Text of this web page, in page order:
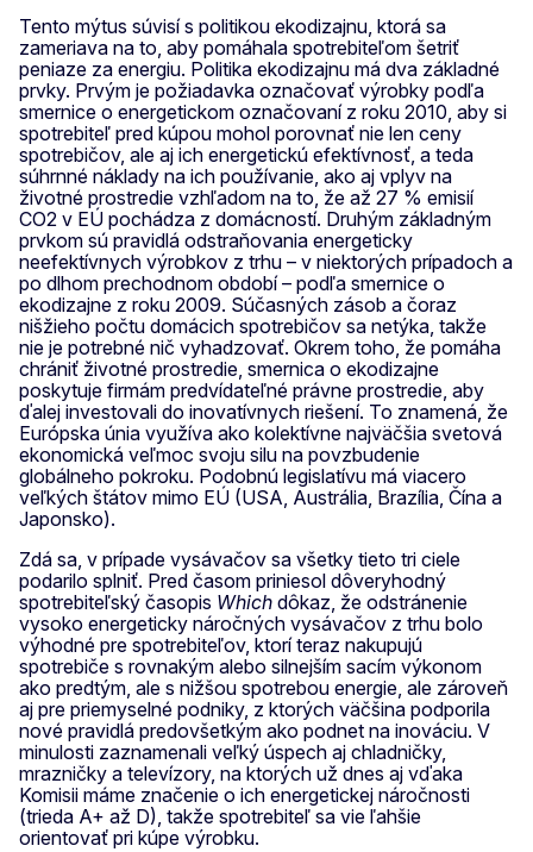
Tento mýtus súvisí s politikou ekodizajnu, ktorá sa
zameriava na to, aby pomáhala spotrebiteľom šetriť
peniaze za energiu. Politika ekodizajnu má dva základné
prvky. Prvým je požiadavka označovať výrobky podľa
smernice o energetickom označovaní z roku 2010, aby si
spotrebiteľ pred kúpou mohol porovnať nie len ceny
spotrebičov, ale aj ich energetickú efektívnosť, a teda
súhrnné náklady na ich používanie, ako aj vplyv na
životné prostredie vzhľadom na to, že až 27 % emisií
CO2 v EÚ pochádza z domácností. Druhým základným
prvkom sú pravidlá odstraňovania energeticky
neefektívnych výrobkov z trhu – v niektorých prípadoch a
po dlhom prechodnom období – podľa smernice o
ekodizajne z roku 2009. Súčasných zásob a čoraz
nišžieho počtu domácich spotrebičov sa netýka, takže
nie je potrebné nič vyhadzovať. Okrem toho, že pomáha
chrániť životné prostredie, smernica o ekodizajne
poskytuje firmám predvídateľné právne prostredie, aby
ďalej investovali do inovatívnych riešení. To znamená, že
Európska únia využíva ako kolektívne najväčšia svetová
ekonomická veľmoc svoju silu na povzbudenie
globálneho pokroku. Podobnú legislatívu má viacero
veľkých štátov mimo EÚ (USA, Austrália, Brazília, Čína a
Japonsko).
Zdá sa, v prípade vysávačov sa všetky tieto tri ciele
podarilo splniť. Pred časom priniesol dôveryhodný
spotrebiteľský časopis Which dôkaz, že odstránenie
vysoko energeticky náročných vysávačov z trhu bolo
výhodné pre spotrebiteľov, ktorí teraz nakupujú
spotrebiče s rovnakým alebo silnejším sacím výkonom
ako predtým, ale s nižšou spotrebou energie, ale zároveň
aj pre priemyselné podniky, z ktorých väčšina podporila
nové pravidlá predovšetkým ako podnet na inováciu. V
minulosti zaznamenali veľký úspech aj chladničky,
mrazničky a televízory, na ktorých už dnes aj vďaka
Komisii máme značenie o ich energetickej náročnosti
(trieda A+ až D), takže spotrebiteľ sa vie ľahšie
orientovať pri kúpe výrobku.